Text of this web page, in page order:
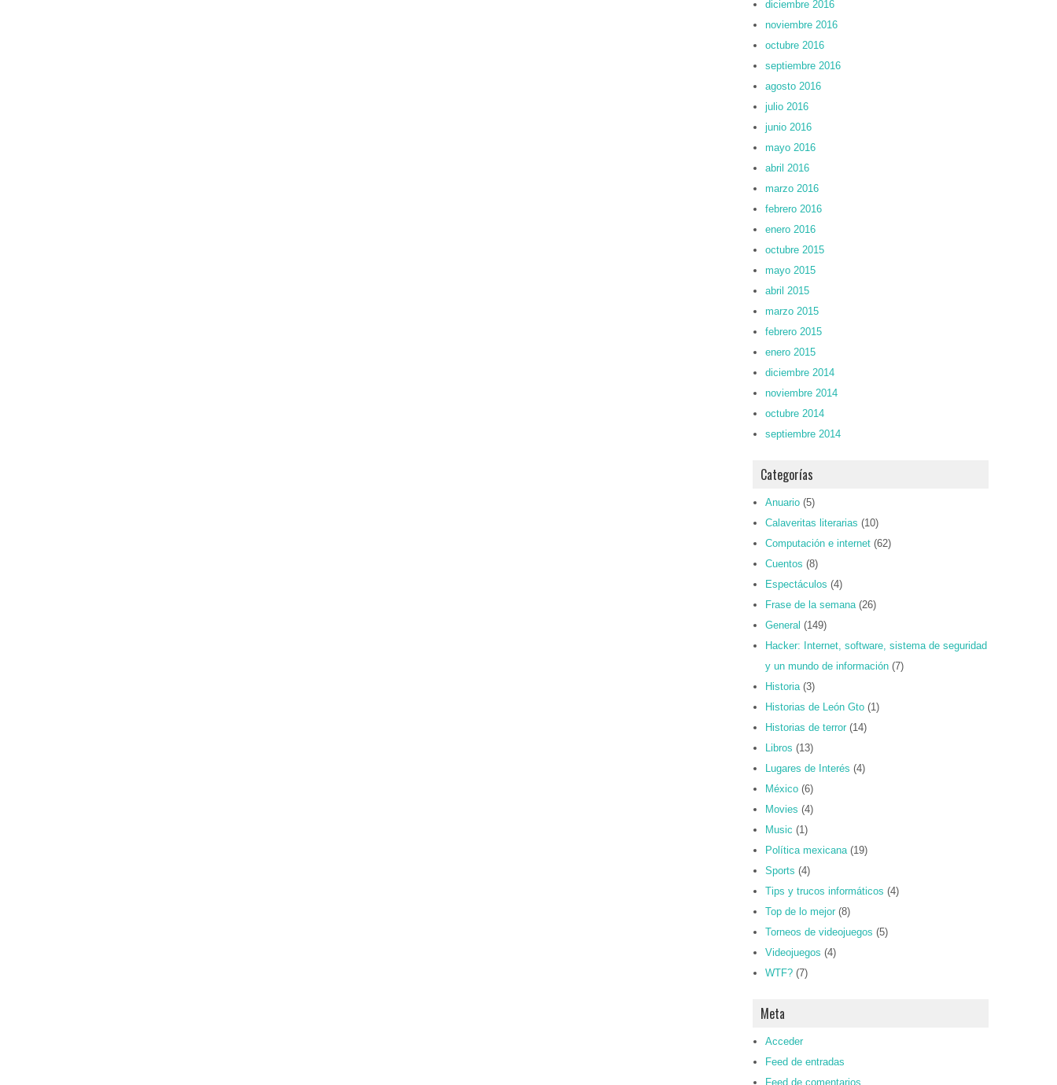
diciembre 2016
noviembre 2016
octubre 2016
septiembre 2016
agosto 2016
julio 2016
junio 2016
mayo 2016
abril 2016
marzo 2016
febrero 2016
enero 2016
octubre 2015
mayo 2015
abril 2015
marzo 2015
febrero 2015
enero 2015
diciembre 2014
noviembre 2014
octubre 2014
septiembre 2014
Categorías
Anuario (5)
Calaveritas literarias (10)
Computación e internet (62)
Cuentos (8)
Espectáculos (4)
Frase de la semana(26)
General (149)
Hacker: Internet, software, sistema de seguridad
y un mundo de información (7)
Historia(3)
Historias de León Gto (1)
Historias de terror (14)
Libros (13)
Lugares de Interés (4)
México (6)
Movies (4)
Music (1)
Política mexicana(19)
Sports (4)
Tips y trucos informáticos (4)
Top de lo mejor (8)
Torneos de videojuegos (5)
Videojuegos (4)
WTF? (7)
Meta
Acceder
Feed de entradas
Feed de comentarios